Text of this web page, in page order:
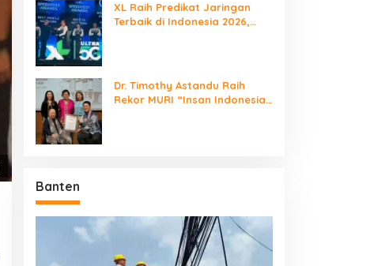
XL Raih Predikat Jaringan
Terbaik di Indonesia 2026,
Dr. Timothy Astandu Raih
Rekor MURI “Insan Indonesia
Banten